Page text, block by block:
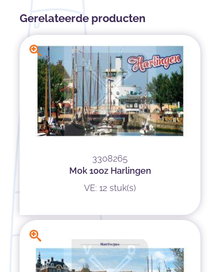
Gerelateerde producten
3308265
Mok 10oz Harlingen
VE: 12 stuk(s)